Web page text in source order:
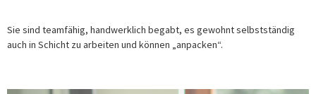
Sie sind teamfähig, handwerklich begabt, es gewohnt selbstständig
auch in Schicht zu arbeiten und können „anpacken“.